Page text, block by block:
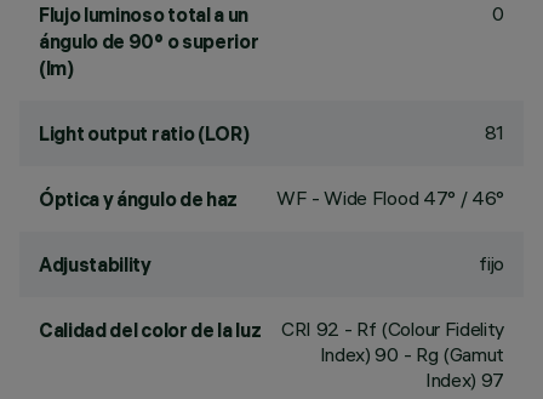
Flujo luminoso total a un
ángulo de 90° o superior
(lm)
0
Light output ratio (LOR) 81
Óptica y ángulo de haz WF - Wide Flood 47° / 46°
Adjustability fijo
Calidad del color de la luz CRI 92 - Rf (Colour Fidelity
Index) 90 - Rg (Gamut
Index) 97